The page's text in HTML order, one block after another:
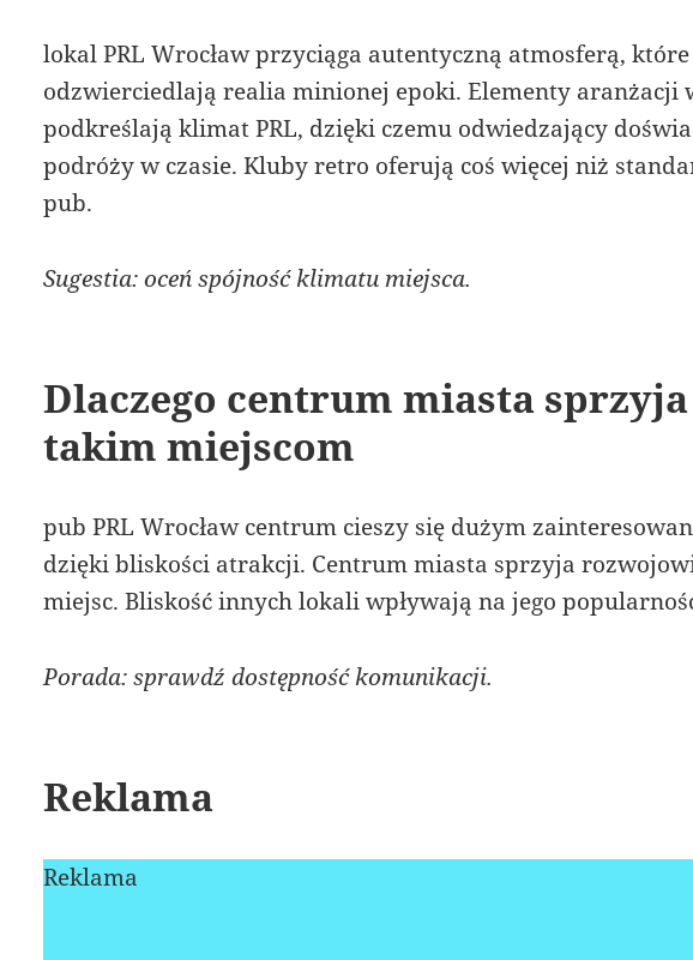
lokal PRL Wrocław przyciąga autentyczną atmosferą, które
odzwierciedlają realia minionej epoki. Elementy aranżacji
podkreślają klimat PRL, dzięki czemu odwiedzający
podróży w czasie. Kluby retro oferują coś więcej niż
pub.
Sugestia: oceń spójność klimatu miejsca.
Dlaczego centrum miasta sprzyja
takim miejscom
pub PRL Wrocław centrum cieszy się dużym
dzięki bliskości atrakcji. Centrum miasta sprzyja
miejsc. Bliskość innych lokali wpływają na jego
Porada: sprawdź dostępność komunikacji.
Reklama
Reklama